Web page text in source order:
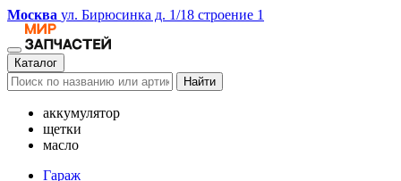
Москва ул. Бирюсинка д. 1/18 строение 1
Каталог
Найти
аккумулятор
щетки
масло
Гараж